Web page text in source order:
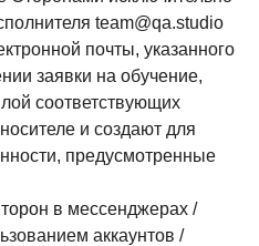
team@qa.studio
почты, указанного
заявки на обучение,
соответствующих
и создают для
предусмотренные
в мессенджерах /
аккаунтов /